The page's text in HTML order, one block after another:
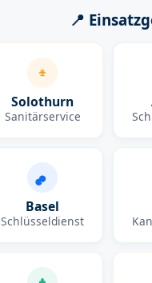
📍
Solothurn
Sanitärservice
Basel
Schlüsseldienst